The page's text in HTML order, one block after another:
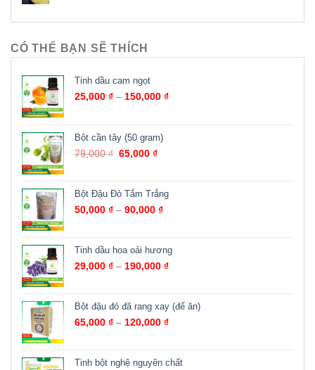
CÓ THỂ BẠN SẼ THÍCH
Tinh dầu cam ngọt
25,000 ₫ – 150,000 ₫
Bột cần tây (50 gram)
79,000₫ 65,000₫
Bột Đậu Đỏ Tắm Trắng
50,000 ₫ – 90,000 ₫
Tinh dầu hoa oải hương
29,000 ₫ – 190,000 ₫
Bột đậu đỏ đã rang xay (để ăn)
65,000 ₫ – 120,000 ₫
Tinh bột nghệ nguyên chất